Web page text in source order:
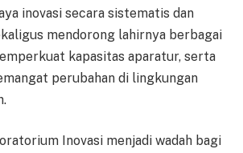
inovasi secara sistematis dan
mendorong lahirnya berbagai
kapasitas aparatur, serta
perubahan di lingkungan
Inovasi menjadi wadah bagi